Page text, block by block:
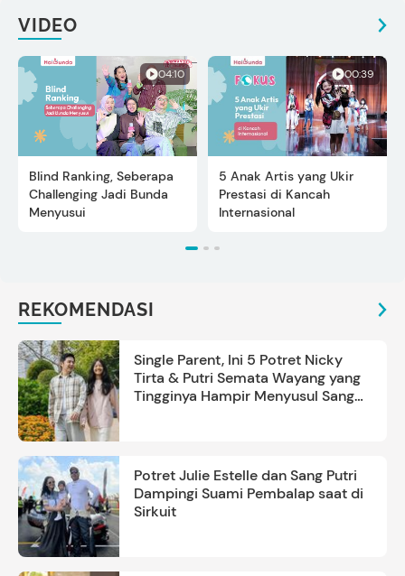
VIDEO
04:10
Blind Ranking, Seberapa
Challenging Jadi Bunda
Menyusui
00:39
5 Anak Artis yang Ukir
Prestasi di Kancah
Internasional
REKOMENDASI
Single Parent, Ini 5 Potret Nicky
Tirta & Putri Semata Wayang yang
Tingginya Hampir Menyusul Sang
Potret Julie Estelle dan Sang Putri
Dampingi Suami Pembalap saat di
Sirkuit